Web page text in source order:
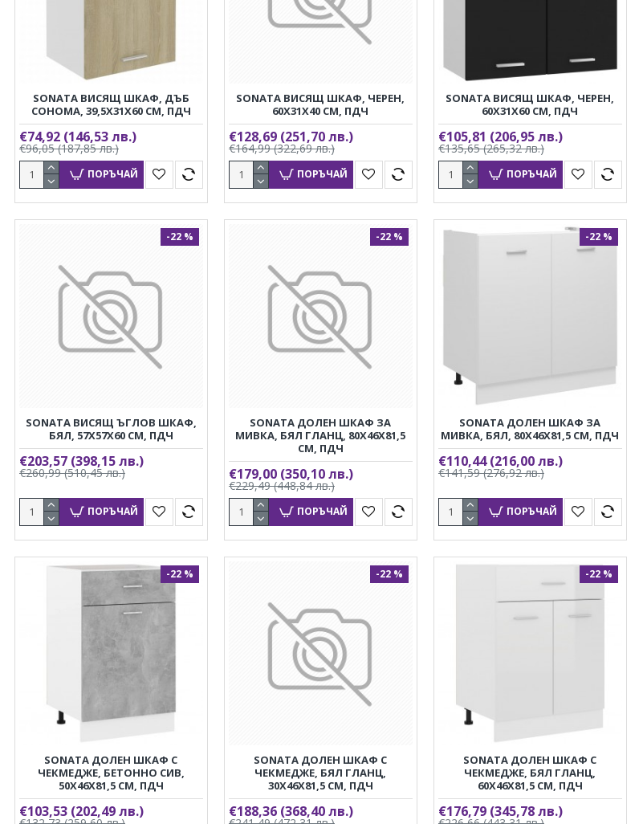
SONATA ВИСЯЩ ШКАФ, ДЪБ
СОНОМА, 39,5X31X60 СМ, ПДЧ
€74,92 (146,53 лв.)
€96,05(187,85 лв.)
ПОРЪЧАЙ
SONATA ВИСЯЩ ШКАФ, ЧЕРЕН,
60X31X40 СМ, ПДЧ
€128,69 (251,70 лв.)
€164,99(322,69 лв.)
ПОРЪЧАЙ
SONATA ВИСЯЩ ШКАФ, ЧЕРЕН,
60X31X60 СМ, ПДЧ
€105,81 (206,95 лв.)
€135,65(265,32 лв.)
ПОРЪЧАЙ
-22 %
SONATA ВИСЯЩ ЪГЛОВ ШКАФ,
БЯЛ, 57X57X60 СМ, ПДЧ
€203,57 (398,15 лв.)
€260,99(510,45 лв.)
ПОРЪЧАЙ
-22 %
SONATA ДОЛЕН ШКАФ ЗА
МИВКА, БЯЛ ГЛАНЦ, 80X46X81,5
СМ, ПДЧ
€179,00 (350,10 лв.)
€229,49(448,84 лв.)
ПОРЪЧАЙ
-22 %
SONATA ДОЛЕН ШКАФ ЗА
МИВКА, БЯЛ, 80X46X81,5 СМ, ПДЧ
€110,44(216,00 лв.)
€141,59(276,92 лв.)
ПОРЪЧАЙ
-22 %
SONATA ДОЛЕН ШКАФ С
ЧЕКМЕДЖЕ, БЕТОННО СИВ,
50X46X81,5 СМ, ПДЧ
€103,53 (202,49 лв.)
-22 %
SONATA ДОЛЕН ШКАФ С
ЧЕКМЕДЖЕ, БЯЛ ГЛАНЦ,
30X46X81,5 СМ, ПДЧ
€188,36 (368,40 лв.)
-22 %
SONATA ДОЛЕН ШКАФ С
ЧЕКМЕДЖЕ, БЯЛ ГЛАНЦ,
60X46X81,5 СМ, ПДЧ
€176,79 (345,78 лв.)